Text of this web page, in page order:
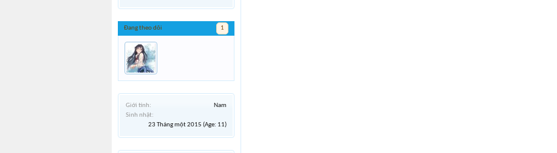
Đang theo dõi 1
Giới tính:
Nam
Sinh nhật:
23 Tháng một 2015 (Age: 11)